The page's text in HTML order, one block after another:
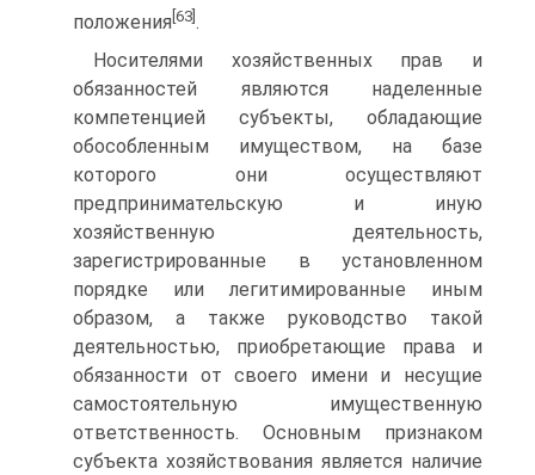
положения [63] .
Носителями хозяйственных прав и
обязанностей являются наделенные
компетенцией субъекты, обладающие
обособленным имуществом, на базе
которого они осуществляют
предпринимательскую и иную
хозяйственную деятельность,
зарегистрированные в установленном
порядке или легитимированные иным
образом, а также руководство такой
деятельностью, приобретающие права и
обязанности от своего имени и несущие
самостоятельную имущественную
ответственность. Основным признаком
субъекта хозяйствования является наличие